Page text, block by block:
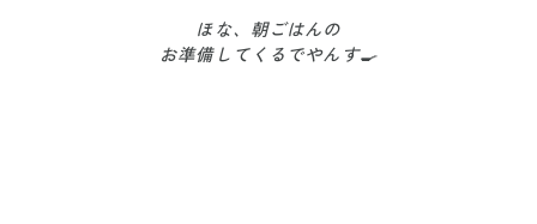
ほな、朝ごはんの
お準備してくるでやんす🍳